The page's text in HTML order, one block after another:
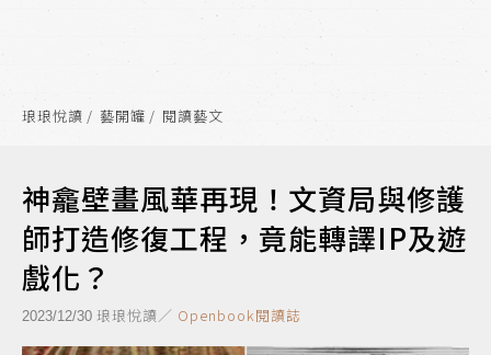
琅琅悅讀 藝開罐 閱讀藝文
神龕壁畫風華再現！文資局與修護
師打造修復工程，竟能轉譯IP及遊
戲化？
2023/12/30 琅琅悅讀／ Openbook閱讀誌